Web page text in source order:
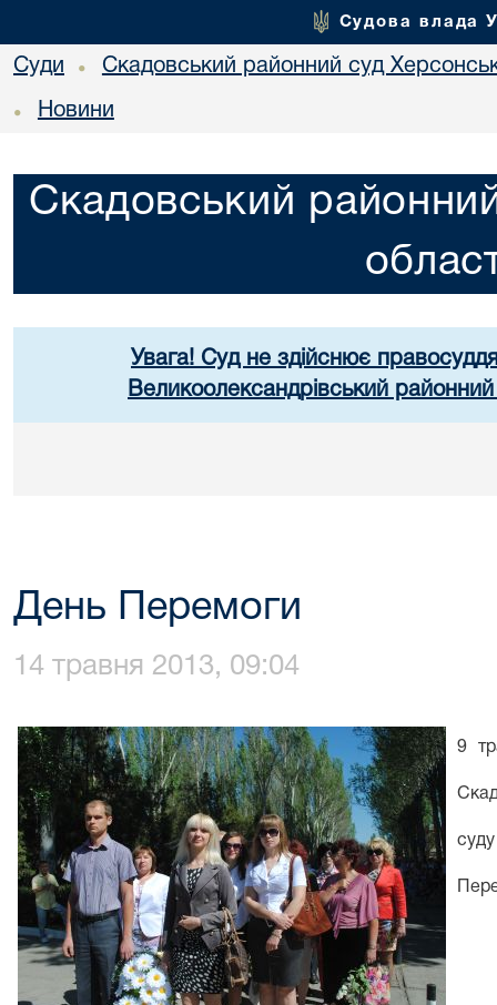
Судова влада
Суди • Скадовський районний суд
• Новини
Скадовський
Увага! Суд не здійснює
Великоолександрівський
День Перемоги
14 травня 2013, 09:04
9